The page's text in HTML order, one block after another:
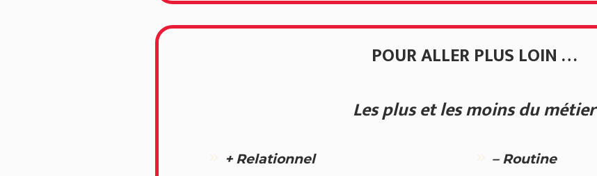
POUR ALLER PLUS LOIN …
Les plus et les moins du métier
+Relationnel
– Routine